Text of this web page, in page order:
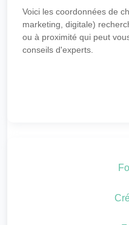
Voici les coordonnées de
marketing, digitale)
ou à proximité qui peut
conseils d'experts.